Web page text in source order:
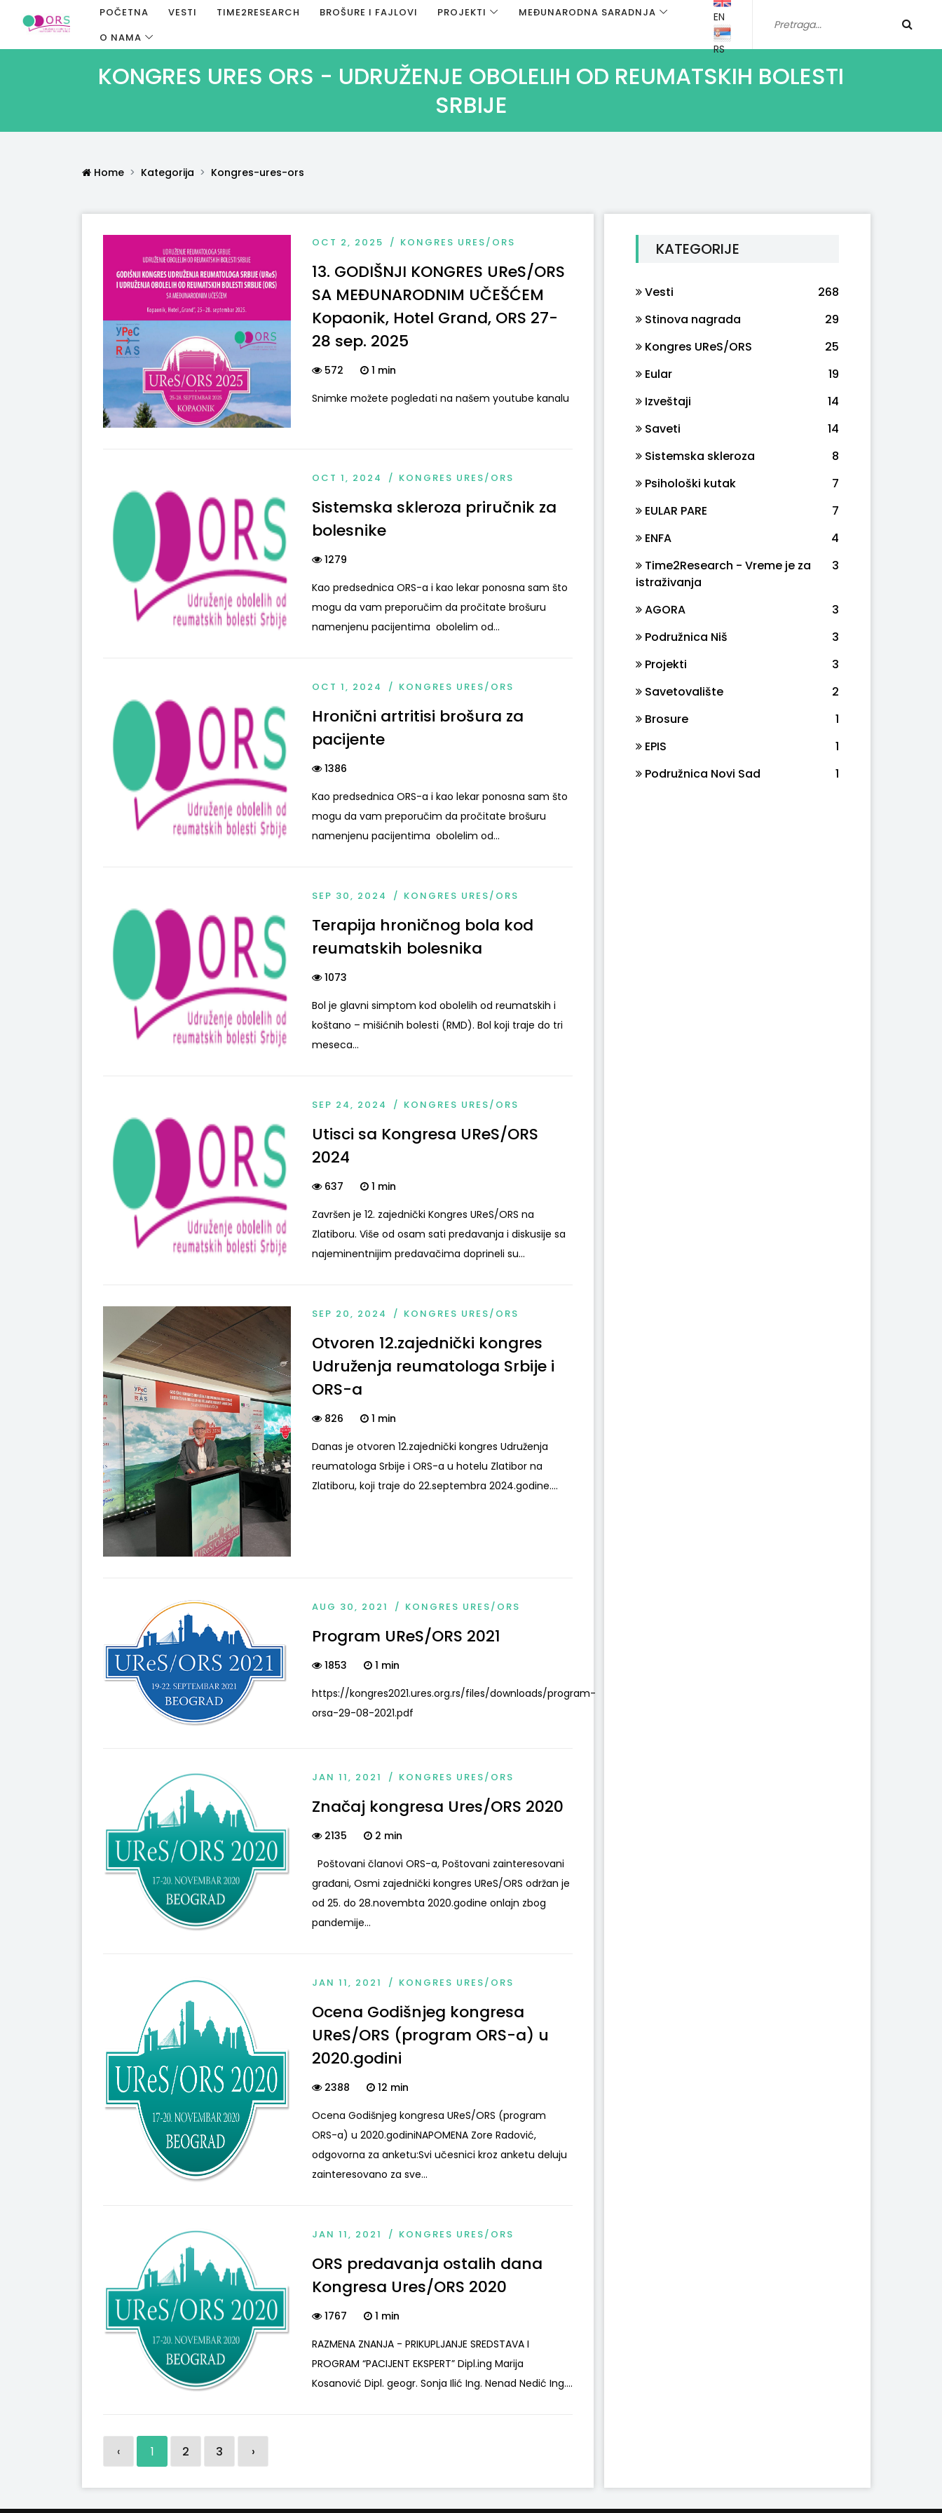
POČETNA VESTI TIME2RESEARCH BROŠURE I FAJLOVI PROJEKTI
MEĐUNARODNA SARADNJA
O NAMA
EN
RS
KONGRES URES ORS - UDRUŽENJE OBOLELIH OD REUMATSKIH BOLESTI
SRBIJE
Home Kategorija Kongres-ures-ors
OCT 2, 2025 KONGRES URES/ORS
13. GODIŠNJI KONGRES UReS/ORS
SA MEĐUNARODNIM UČEŠĆEM
Kopaonik, Hotel Grand, ORS 27-
28 sep. 2025
572
1 min
Snimke možete pogledati na našem youtube kanalu
OCT 1, 2024 KONGRES URES/ORS
Sistemska skleroza priručnik za
bolesnike
1279
Kao predsednica ORS-a i kao lekar ponosna sam što
mogu da vam preporučim da pročitate brošuru
namenjenu pacijentima obolelim od...
OCT 1, 2024 KONGRES URES/ORS
Hronični artritisi brošura za
pacijente
1386
Kao predsednica ORS-a i kao lekar ponosna sam što
mogu da vam preporučim da pročitate brošuru
namenjenu pacijentima obolelim od...
SEP 30, 2024 KONGRES URES/ORS
Terapija hroničnog bola kod
reumatskih bolesnika
1073
Bol je glavni simptom kod obolelih od reumatskih i
koštano – mišićnih bolesti (RMD). Bol koji traje do tri
meseca...
SEP 24, 2024 KONGRES URES/ORS
Utisci sa Kongresa UReS/ORS
2024
637
1 min
Završen je 12. zajednički Kongres UReS/ORS na
Zlatiboru. Više od osam sati predavanja i diskusije sa
najeminentnijim predavačima doprineli su...
SEP 20, 2024 KONGRES URES/ORS
Otvoren 12.zajednički kongres
Udruženja reumatologa Srbije i
ORS-a
826
1 min
Danas je otvoren 12.zajednički kongres Udruženja
reumatologa Srbije i ORS-a u hotelu Zlatibor na
Zlatiboru, koji traje do 22.septembra 2024.godine....
AUG 30, 2021 KONGRES URES/ORS
Program UReS/ORS 2021
1853
1 min
https://kongres2021.ures.org.rs/files/downloads/program-
orsa-29-08-2021.pdf
JAN 11, 2021 KONGRES URES/ORS
Značaj kongresa Ures/ORS 2020
2135
2 min
Poštovani članovi ORS-a, Poštovani zainteresovani
građani, Osmi zajednički kongres UReS/ORS održan je
od 25. do 28.novembta 2020.godine onlajn zbog
pandemije...
JAN 11, 2021 KONGRES URES/ORS
Ocena Godišnjeg kongresa
UReS/ORS (program ORS-a) u
2020.godini
2388
12 min
Ocena Godišnjeg kongresa UReS/ORS (program
ORS-a) u 2020.godiniNAPOMENA Zore Radović,
odgovorna za anketu:Svi učesnici kroz anketu deluju
zainteresovano za sve...
JAN 11, 2021 KONGRES URES/ORS
ORS predavanja ostalih dana
Kongresa Ures/ORS 2020
1767
1 min
RAZMENA ZNANJA - PRIKUPLJANJE SREDSTAVA I
PROGRAM “PACIJENT EKSPERT” Dipl.ing Marija
Kosanović Dipl. geogr. Sonja Ilić Ing. Nenad Nedić Ing....
‹ 1 2 3 ›
KATEGORIJE
Vesti
268
Stinova nagrada
29
Kongres UReS/ORS
25
Eular
19
Izveštaji
14
Saveti
14
Sistemska skleroza
8
Psihološki kutak
7
EULAR PARE
7
ENFA
4
Time2Research - Vreme je za
istraživanja
3
AGORA
3
Podružnica Niš
3
Projekti
3
Savetovalište
2
Brosure
1
EPIS
1
Podružnica Novi Sad
1